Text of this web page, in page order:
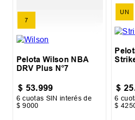
7
Pelota Wilson NBA
DRV Plus N°7
$ 53.999
6 cuotas SIN interés de
$ 9000
UN
$ 25
6
$